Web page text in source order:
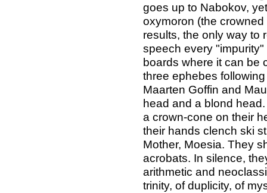
goes up to Nabokov,
oxymoron (the
results, the only way to
speech every
boards where it can be
three ephebes
Maarten Goffin and
head and a blond
a crown-cone on their
their hands clench ski
Mother, Moesia. They
acrobats. In silence,
arithmetic and
trinity, of duplicity, of